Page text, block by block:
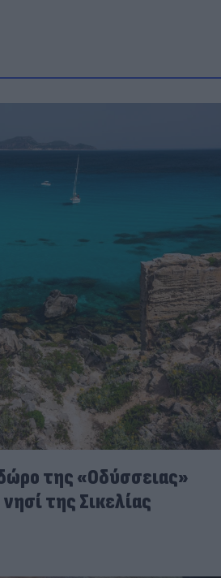
της «Οδύσσειας»
της Σικελίας